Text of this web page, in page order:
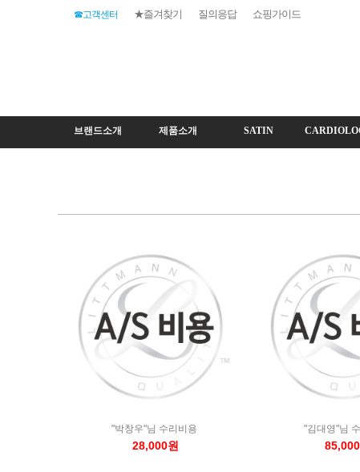
☎고객센터 ★즐겨찾기 질의응답 쇼핑가이드
브랜드소개 제품소개 SATIN
"박창우"님 수리비용
28,000원
"김대영"님
85,000